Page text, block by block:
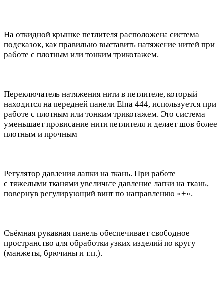
На откидной крышке петлителя расположена система
подсказок, как правильно выставить натяжение нитей при
работе с плотным или тонким трикотажем.
Переключатель натяжения нити в петлителе, который
находится на передней панели Elna 444, используется при
работе с плотным или тонким трикотажем. Это система
уменьшает провисание нити петлителя и делает шов более
плотным и прочным
Регулятор давления лапки на ткань. При работе
с тяжелыми тканями увеличьте давление лапки на ткань,
повернув регулирующий винт по направлению «+».
Съёмная рукавная панель обеспечивает свободное
пространство для обработки узких изделий по кругу
(манжеты, брючины и т.п.).